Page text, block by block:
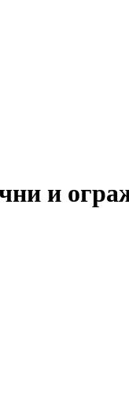
и